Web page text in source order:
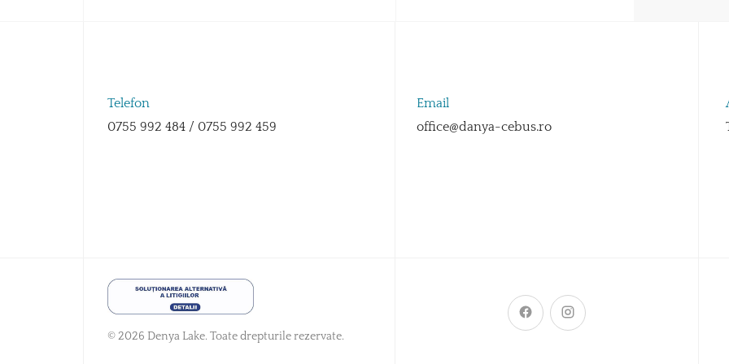
Telefon
0755 992 484 / 0755 992 459
Email
office@danya-cebus.ro
© 2026 Denya Lake. Toate drepturile rezervate.